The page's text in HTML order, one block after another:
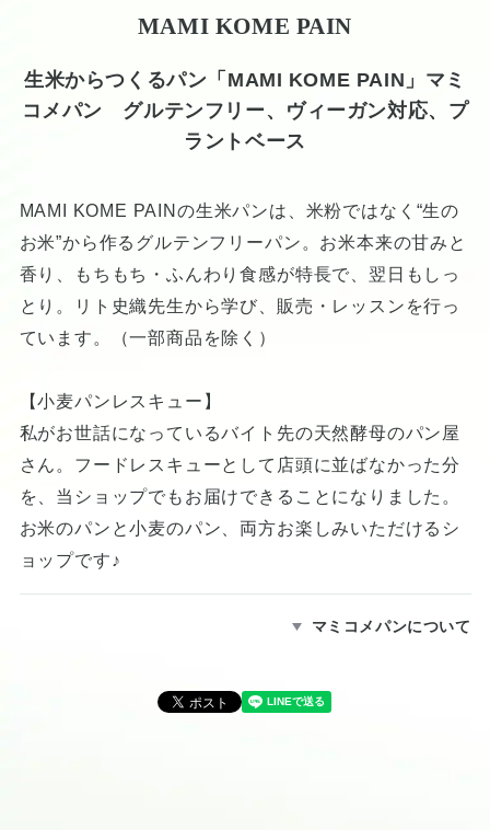
MAMI KOME PAIN
生米からつくるパン「MAMI KOME PAIN」マミ
コメパン グルテンフリー、ヴィーガン対応、プ
ラントベース
MAMI KOME PAINの生米パンは、米粉ではなく“生の
お米”から作るグルテンフリーパン。お米本来の甘みと
香り、もちもち・ふんわり食感が特長で、翌日もしっ
とり。リト史織先生から学び、販売・レッスンを行っ
ています。（一部商品を除く）
【小麦パンレスキュー】
私がお世話になっているバイト先の天然酵母のパン屋
さん。フードレスキューとして店頭に並ばなかった分
を、当ショップでもお届けできることになりました。
お米のパンと小麦のパン、両方お楽しみいただけるシ
ョップです♪
マミコメパンについて